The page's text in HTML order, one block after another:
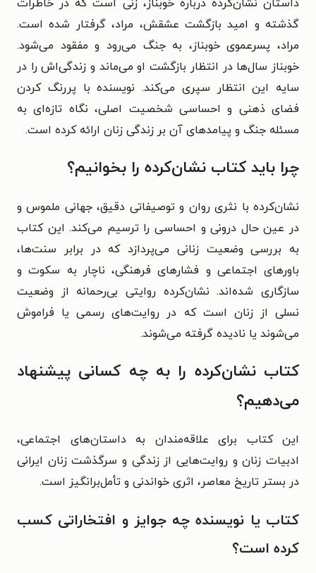
داستان نشان‌کرده درباره خوبناز، زنی است که در خاطرات
گذشته و امید بازگشت عشقش، مراد، گرفتار شده است.
مراد، پسرعموی خوبناز، به جنگ می‌رود و مفقود می‌شود.
خوبناز سال‌ها در انتظار بازگشت او می‌ماند و زندگی‌اش را در
سایه این انتظار سپری می‌کند. نویسنده با پررنگ کردن
فضای ذهنی و احساسی شخصیت اصلی، نگاه تازه‌ای به
مسئله جنگ و پیامدهای آن بر زندگی زنان ارائه کرده است.​
چرا باید کتاب نشان‌کرده را بخوانیم؟
نشان‌کرده با نثری روان و توصیفاتی دقیق، جهانی ملموس و
در عین حال درونی و احساسی را ترسیم می‌کند. این کتاب
به بررسی وضعیت زنانی می‌پردازد که در برابر سنت‌ها،
باورهای اجتماعی و فشارهای فرهنگی، ناچار به سکوت و
سازگاری شده‌اند. نشان‌کرده روایتی بی‌رحمانه از وضعیت
نسلی از زنان است که در روایت‌های رسمی یا فراموش
می‌شوند یا نادیده گرفته می‌شوند.​
کتاب نشان‌کرده را به چه کسانی پیشنهاد
می‌دهیم؟
این کتاب برای علاقه‌مندان به داستان‌های اجتماعی،
ادبیات زنان و روایت‌هایی از زندگی و سرگذشت زنان ایرانی
در بستر تاریخ معاصر، اثری خواندنی و تأمل‌برانگیز است.​
کتاب یا نویسنده چه جوایز و افتخاراتی کسب
کرده است؟